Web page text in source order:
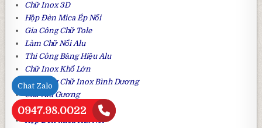
Chat Zalo
0947.98.0022
Chữ Inox 3D
Hộp Đèn Mica Ép Nổi
Gia Công Chữ Tole
Làm Chữ Nổi Alu
Thi CôngBảng Hiệu Alu
Chữ Inox Khổ Lớn
Gia Công Chữ Inox Bình Dương
Chữ Alu Gương
Làm Chữ Inox Hồng
Hộp Đèn Mica Hút Nổi